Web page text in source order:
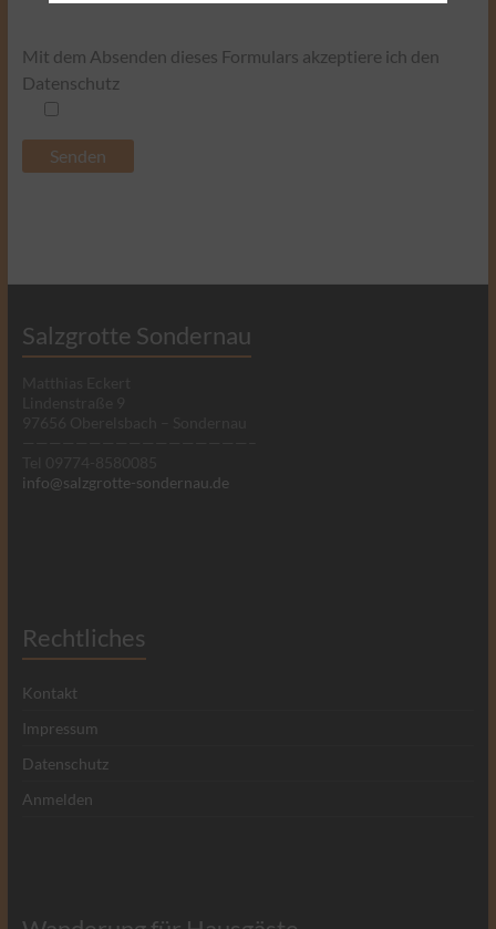
Mit dem Absenden dieses Formulars akzeptiere ich den
Datenschutz
Salzgrotte Sondernau
info@salzgrotte-sondernau.de
Rechtliches
Kontakt
Impressum
Datenschutz
Anmelden